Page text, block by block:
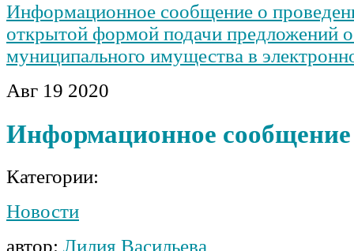
Информационное сообщение о
открытой формой подачи предложений
муниципального имущества в
Авг 19 2020
Информационное сообщение
Категории:
Новости
автор: Лилия Васильева